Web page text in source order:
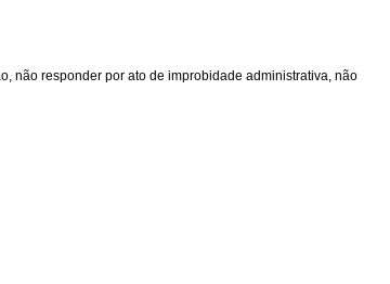
não responder por ato de improbidade administrativa, não